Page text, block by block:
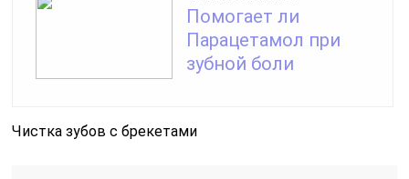
Помогает ли
Парацетамол при
зубной боли
Чистка зубов с брекетами